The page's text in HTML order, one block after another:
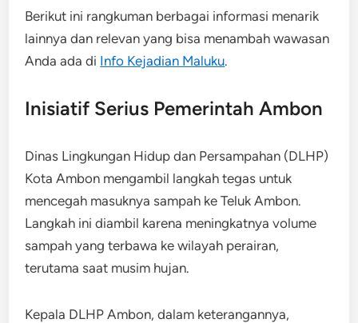
Berikut ini rangkuman berbagai informasi menarik
lainnya dan relevan yang bisa menambah wawasan
Anda ada di Info Kejadian Maluku.
Inisiatif Serius Pemerintah Ambon
Dinas Lingkungan Hidup dan Persampahan (DLHP)
Kota Ambon mengambil langkah tegas untuk
mencegah masuknya sampah ke Teluk Ambon.
Langkah ini diambil karena meningkatnya volume
sampah yang terbawa ke wilayah perairan,
terutama saat musim hujan.
Kepala DLHP Ambon, dalam keterangannya,